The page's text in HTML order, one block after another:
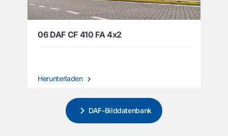
06 DAF CF 410 FA 4x2
Herunterladen
DAF-Bilddatenbank